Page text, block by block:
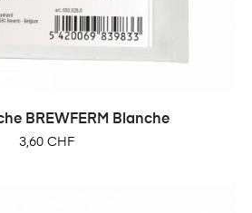
BREWFERM Blanche
Prix
3,60 CHF